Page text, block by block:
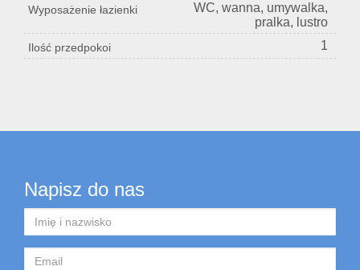
Wyposażenie łazienki
WC, wanna, umywalka,
pralka, lustro
Ilość przedpokoi 1
Napisz do nas